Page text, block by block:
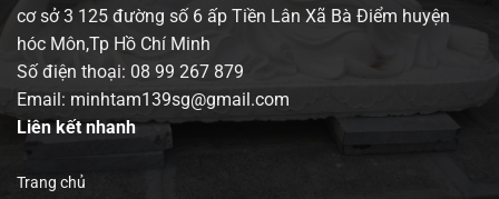
cơ sở 3 125 đường số 6 ấp Tiền Lân Xã Bà Điểm huyện
hóc Môn,Tp Hồ Chí Minh
Số điện thoại: 08 99 267 879
Email: minhtam139sg@gmail.com
Liên kết nhanh
Trang chủ